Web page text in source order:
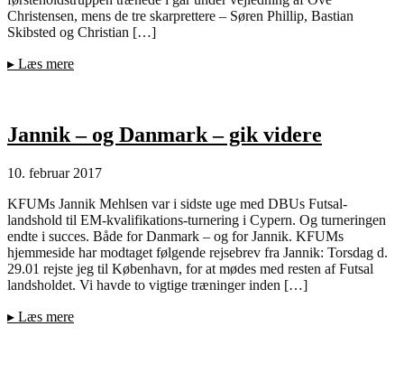
Christensen, mens de tre skarprettere – Søren Phillip, Bastian
Skibsted og Christian […]
▸ Læs mere
Jannik – og Danmark – gik videre
10. februar 2017
KFUMs Jannik Mehlsen var i sidste uge med DBUs Futsal-
landshold til EM-kvalifikations-turnering i Cypern. Og turneringen
endte i succes. Både for Danmark – og for Jannik. KFUMs
hjemmeside har modtaget følgende rejsebrev fra Jannik: Torsdag d.
29.01 rejste jeg til København, for at mødes med resten af Futsal
landsholdet. Vi havde to vigtige træninger inden […]
▸ Læs mere